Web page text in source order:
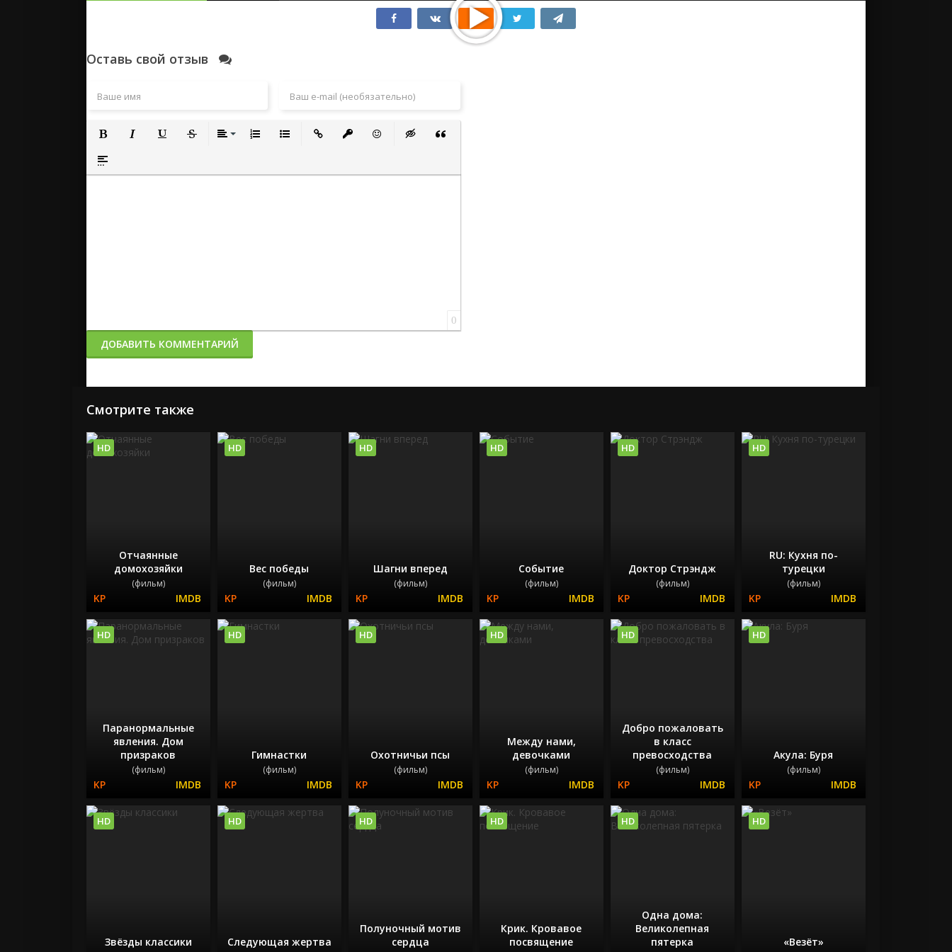
Оставь свой отзыв
Полужирный
Вставка спойлера
0
ДОБАВИТЬ КОММЕНТАРИЙ
Смотрите также
Отчаянные
домохозяйки
(фильм)
HD
Вес победы
(фильм)
HD
Шагни вперед
(фильм)
HD
Событие
(фильм)
HD
Доктор Стрэндж
(фильм)
HD
RU: Кухня по-
турецки
(фильм)
HD
Паранормальные
явления. Дом
призраков
(фильм)
HD
Гимнастки
(фильм)
HD
Охотничьи псы
(фильм)
HD
Между нами,
девочками
(фильм)
HD
Добро пожаловать
в класс
превосходства
(фильм)
HD
Акула: Буря
(фильм)
HD
Звёзды классики
HD
Следующая жертва
HD
Полуночный мотив
сердца
HD
Крик. Кровавое
посвящение
HD
Одна дома:
Великолепная
пятерка
HD
«Везёт»
HD